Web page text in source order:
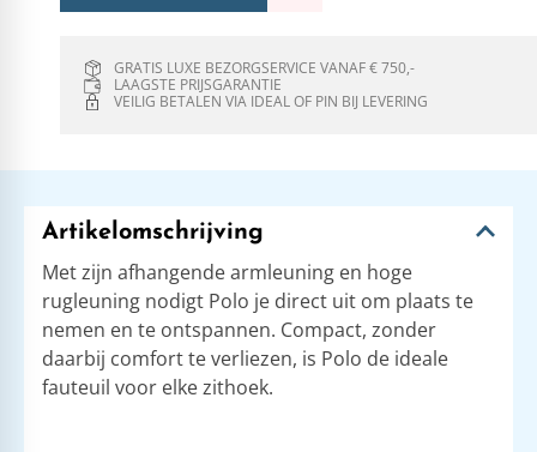
GRATIS LUXE BEZORGSERVICE VANAF € 750,-
LAAGSTE PRIJSGARANTIE
VEILIG BETALEN VIA IDEAL OF PIN BIJ LEVERING
Artikelomschrijving
Met zijn afhangende armleuning en hoge
rugleuning nodigt Polo je direct uit om plaats te
nemen en te ontspannen. Compact, zonder
daarbij comfort te verliezen, is Polo de ideale
fauteuil voor elke zithoek.